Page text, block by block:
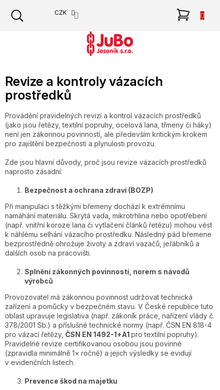
obsah
CZK
Revize a kontroly vázacích
prostředků
Provádění pravidelných revizí a kontrol vázacích prostředků
(jako jsou řetězy, textilní popruhy, ocelová lana, třmeny či háky)
není jen zákonnou povinností, ale především kritickým krokem
pro zajištění bezpečnosti a plynulosti provozu.
Zde jsou hlavní důvody, proč jsou revize vázacích prostředků
naprosto zásadní:
Bezpečnost a ochrana zdraví (BOZP)
Při manipulaci s těžkými břemeny dochází k extrémnímu
namáhání materiálu. Skrytá vada, mikrotrhlina nebo opotřebení
(např. vnitřní koroze lana či vytlačení článků řetězu) mohou vést
k náhlému selhání vázacího prostředku. Následný pád břemene
bezprostředně ohrožuje životy a zdraví vazačů, jeřábníků a
dalších osob na pracovišti.
Splnění zákonných povinností, norem s návodů
výrobců
Provozovatel má zákonnou povinnost udržovat technická
zařízení a pomůcky v bezpečném stavu. V České republice tuto
oblast upravuje legislativa (např. zákoník práce, nařízení vlády č.
378/2001 Sb.) a příslušné technické normy (např. ČSN EN 818-4
pro vázací řetězy, ČSN EN 1492-1+A1 pro textilní popruhy).
Pravidelné revize certifikovanou osobou jsou povinné
(zpravidla minimálně 1× ročně) a jejich výsledky se evidují
v evidenčních listech.
Prevence škod na majetku